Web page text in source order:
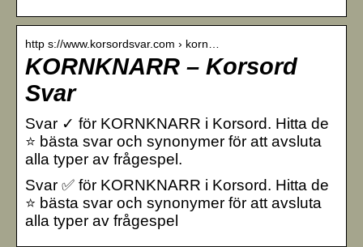
http s://www.korsordsvar.com › korn…
KORNKNARR – Korsord
Svar
Svar ✓ för KORNKNARR i Korsord. Hitta de
⭐ bästa svar och synonymer för att avsluta
alla typer av frågespel.
Svar ✅ för KORNKNARR i Korsord. Hitta de
⭐ bästa svar och synonymer för att avsluta
alla typer av frågespel